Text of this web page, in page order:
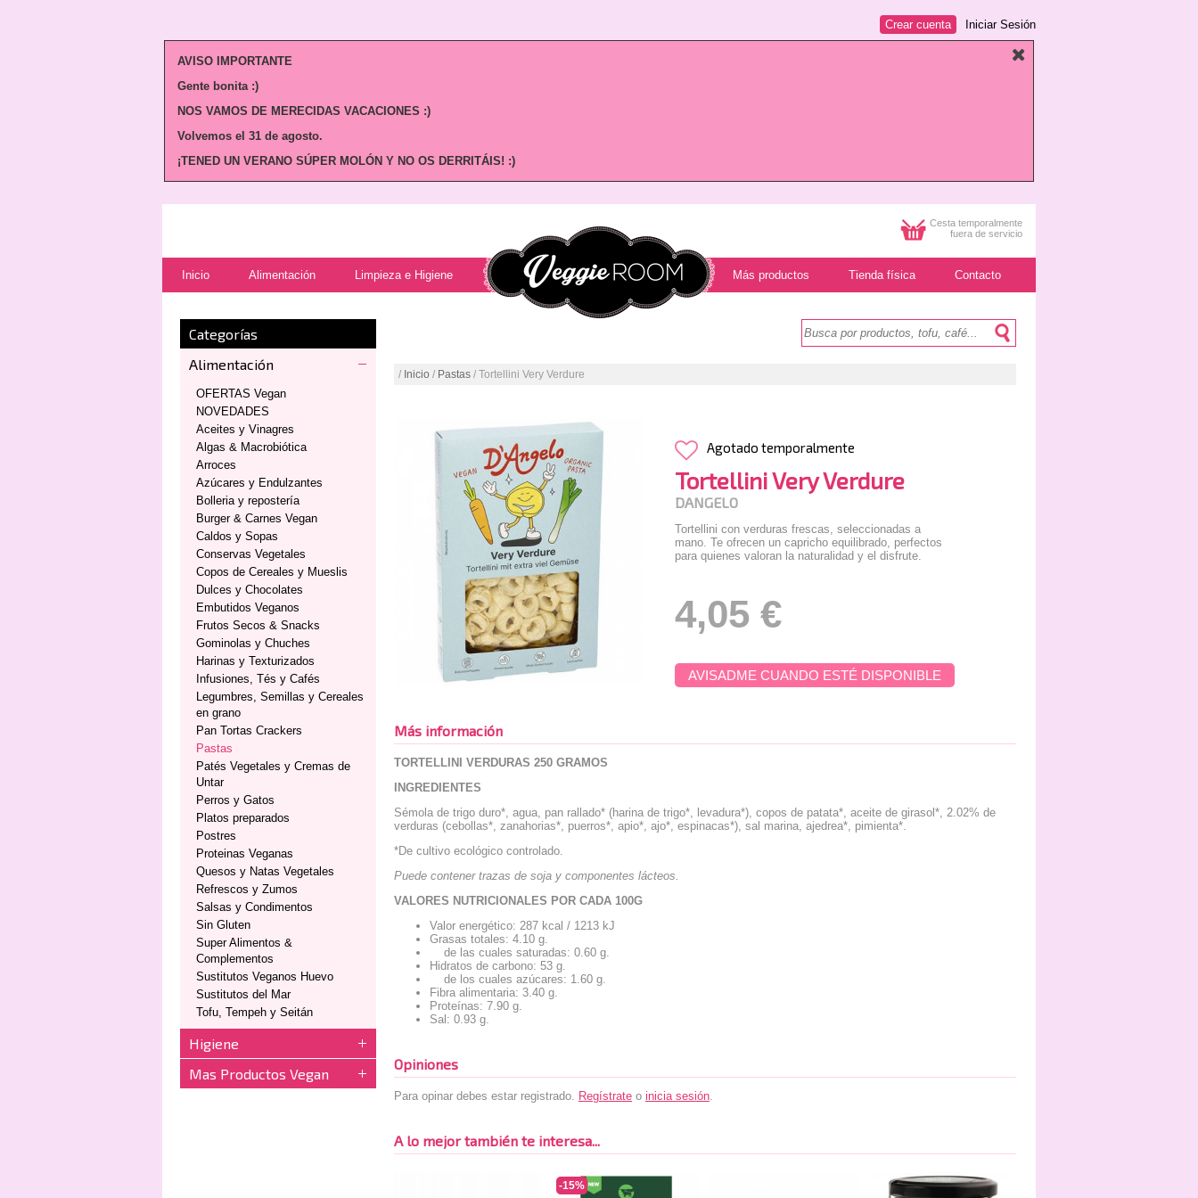
Iniciar Sesión
Crear cuenta
AVISO IMPORTANTE
Gente bonita :)
NOS VAMOS DE MERECIDAS VACACIONES :)
Volvemos el 31 de agosto.
¡TENED UN VERANO SÚPER MOLÓN Y NO OS DERRITÁIS! :)
Cesta temporalmente
fuera de servicio
Inicio Alimentación Limpieza e Higiene Más productos Tienda física Contacto
Categorías
Alimentación
OFERTAS Vegan
NOVEDADES
Aceites y Vinagres
Algas & Macrobiótica
Arroces
Azúcares y Endulzantes
Bolleria y repostería
Burger & Carnes Vegan
Caldos y Sopas
Conservas Vegetales
Copos de Cereales y Mueslis
Dulces y Chocolates
Embutidos Veganos
Frutos Secos & Snacks
Gominolas y Chuches
Harinas y Texturizados
Infusiones, Tés y Cafés
Legumbres, Semillas y Cereales
en grano
Pan Tortas Crackers
Pastas
Patés Vegetales y Cremas de
Untar
Perros y Gatos
Platos preparados
Postres
Proteinas Veganas
Quesos y Natas Vegetales
Refrescos y Zumos
Salsas y Condimentos
Sin Gluten
Super Alimentos &
Complementos
Sustitutos Veganos Huevo
Sustitutos del Mar
Tofu, Tempeh y Seitán
Higiene
Mas Productos Vegan
/ Inicio / Pastas / Tortellini Very Verdure
Agotado temporalmente
Tortellini Very Verdure
DANGELO
Tortellini con verduras frescas, seleccionadas a
mano. Te ofrecen un capricho equilibrado, perfectos
para quienes valoran la naturalidad y el disfrute.
4,05 €
AVISADME CUANDO ESTÉ DISPONIBLE
Más información
TORTELLINI VERDURAS 250 GRAMOS
INGREDIENTES
Sémola de trigo duro*, agua, pan rallado* (harina de trigo*, levadura*), copos de patata*, aceite de girasol*, 2.02% de
verduras (cebollas*, zanahorias*, puerros*, apio*, ajo*, espinacas*), sal marina, ajedrea*, pimienta*.
*De cultivo ecológico controlado.
Puede contener trazas de soja y componentes lácteos.
VALORES NUTRICIONALES POR CADA 100G
Valor energético: 287 kcal / 1213 kJ
Grasas totales: 4.10 g.
de las cuales saturadas: 0.60 g.
Hidratos de carbono: 53 g.
de los cuales azúcares: 1.60 g.
Fibra alimentaria: 3.40 g.
Proteínas: 7.90 g.
Sal: 0.93 g.
Opiniones
Para opinar debes estar registrado. Regístrate o inicia sesión.
A lo mejor también te interesa...
-15%